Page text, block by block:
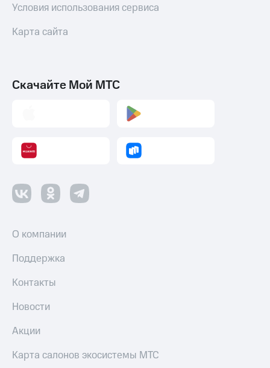
Условия использования сервиса
Карта сайта
Скачайте Мой МТС
О компании
Поддержка
Контакты
Новости
Акции
Карта салонов экосистемы МТС